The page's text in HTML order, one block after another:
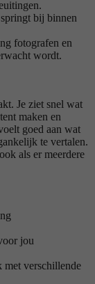
bij binnen
fotografen en
wordt.
Je ziet snel wat
maken en
goed aan wat
te vertalen.
als er meerdere
jou
met verschillende